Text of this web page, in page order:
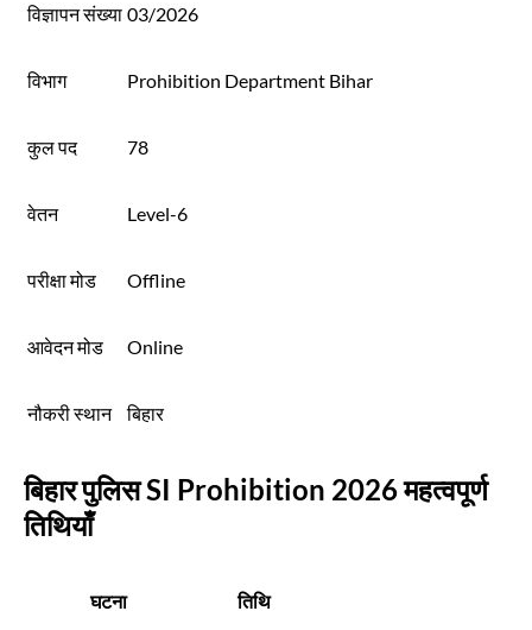
विज्ञापन संख्या 03/2026
विभाग Prohibition Department Bihar
कुल पद 78
वेतन Level-6
परीक्षा मोड Offline
आवेदन मोड Online
नौकरी स्थान बिहार
बिहार पुलिस SI Prohibition 2026 महत्वपूर्ण
तिथियाँ
घटना तिथि